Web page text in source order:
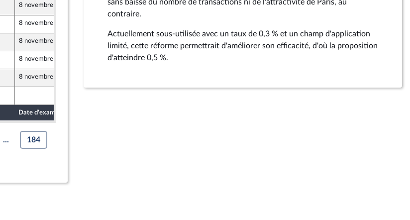
8 novembre 2024 19 octobre 2024
8 novembre 2024
8 novembre 2024
8 novembre 2024 16 octobre 2024
8 novembre 2024
Date d'examen
... 184
sans baisse du nombre de transactions ni de l'attractivité de Paris, au
contraire.
Actuellement sous-utilisée avec un taux de 0,3 % et un champ d'application
limité, cette réforme permettrait d'améliorer son efficacité, d'où la proposition
d'atteindre 0,5 %.